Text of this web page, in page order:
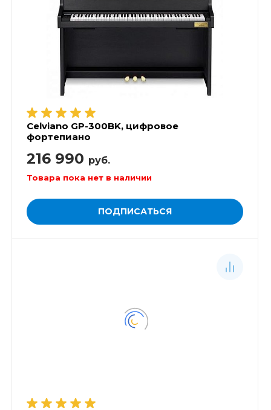
Celviano GP-300BK, цифровое
фортепиано
216 990 руб.
Товара пока нет в наличии
ПОДПИСАТЬСЯ